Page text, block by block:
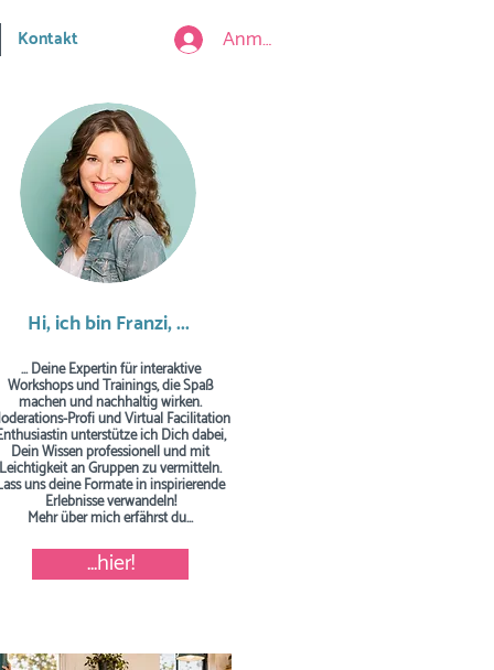
Kontakt Anmelden
Hi, ich bin Franzi, ...
... Deine Expertin für interaktive
Workshops und Trainings, die Spaß
machen und nachhaltig wirken.
Profi und Virtual Facilitation
unterstütze ich Dich dabei,
Dein Wissen professionell und mit
Leichtigkeit an Gruppen zu vermitteln.
uns deine Formate in inspirierende
Erlebnisse verwandeln!
Mehr über mich erfährst du...
...hier!